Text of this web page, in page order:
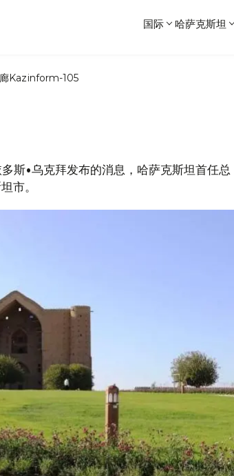
国际 哈萨克斯坦
Kazinform-105
斯•乌克拜发布的消息，哈萨克斯坦首任总
市。